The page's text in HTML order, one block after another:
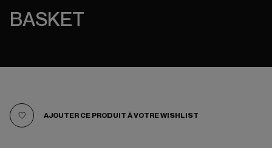
BASKET
AJOUTER CE PRODUIT À VOTRE WISHLIST